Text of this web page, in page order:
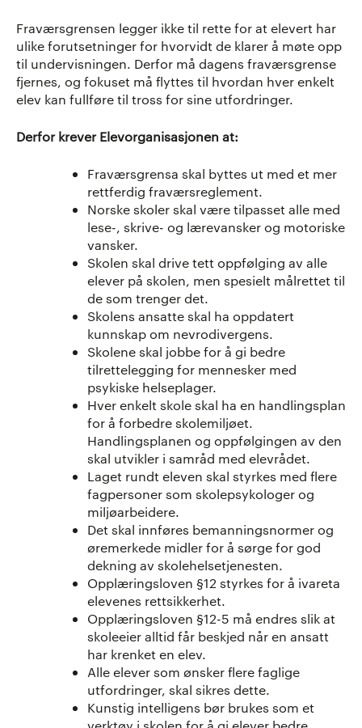
Fraværsgrensen legger ikke til rette for at elevert har
ulike forutsetninger for hvorvidt de klarer å møte opp
til undervisningen. Derfor må dagens fraværsgrense
fjernes, og fokuset må flyttes til hvordan hver enkelt
elev kan fullføre til tross for sine utfordringer.
Derfor krever Elevorganisasjonen at:
Fraværsgrensa skal byttes ut med et mer
rettferdig fraværsreglement.
Norske skoler skal være tilpasset alle med
lese-, skrive- og lærevansker og motoriske
vansker.
Skolen skal drive tett oppfølging av alle
elever på skolen, men spesielt målrettet til
de som trenger det.
Skolens ansatte skal ha oppdatert
kunnskap om nevrodivergens.
Skolene skal jobbe for å gi bedre
tilrettelegging for mennesker med
psykiske helseplager.
Hver enkelt skole skal ha en handlingsplan
for å forbedre skolemiljøet.
Handlingsplanen og oppfølgingen av den
skal utvikler i samråd med elevrådet.
Laget rundt eleven skal styrkes med flere
fagpersoner som skolepsykologer og
miljøarbeidere.
Det skal innføres bemanningsnormer og
øremerkede midler for å sørge for god
dekning av skolehelsetjenesten.
Opplæringsloven §12 styrkes for å ivareta
elevenes rettsikkerhet.
Opplæringsloven §12-5 må endres slik at
skoleeier alltid får beskjed når en ansatt
har krenket en elev.
Alle elever som ønsker flere faglige
utfordringer, skal sikres dette.
Kunstig intelligens bør brukes som et